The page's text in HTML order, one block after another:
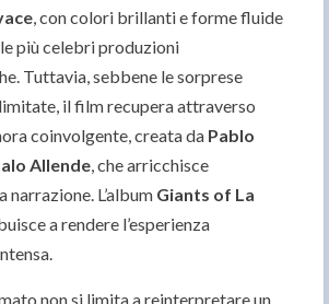
, con colori brillanti e forme fluide
più celebri produzioni
Tuttavia, sebbene le sorprese
il film recupera attraverso
coinvolgente, creata da Pablo
Allende, che arricchisce
narrazione. L’album Giants of La
a rendere l’esperienza
non si limita a reinterpretare un